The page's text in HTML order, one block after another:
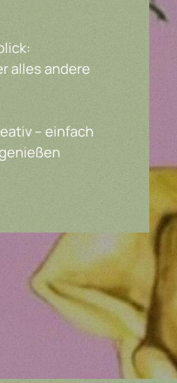
alles andere
– einfach